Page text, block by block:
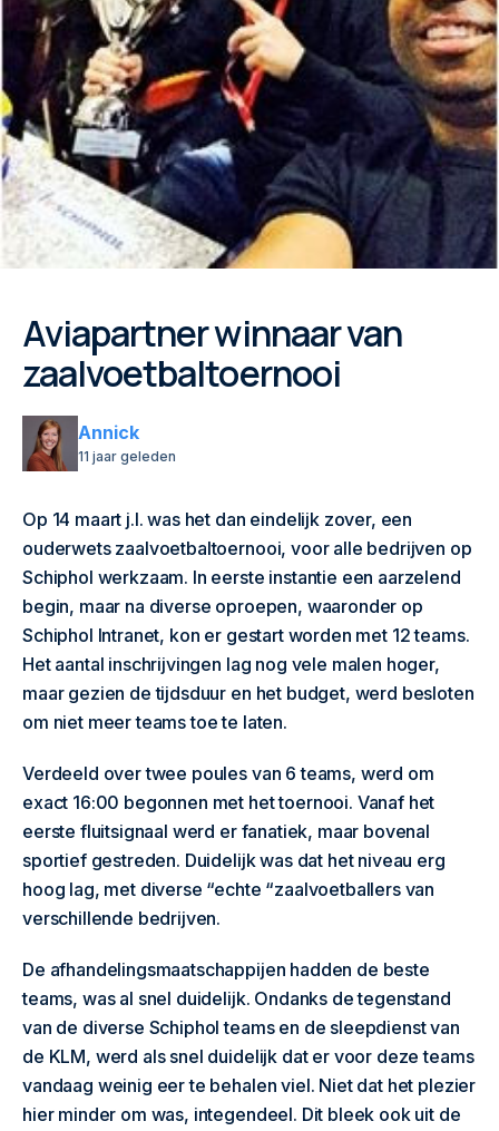
Aviapartner winnaar van
zaalvoetbaltoernooi
Annick
11 jaar geleden
Op 14 maart j.l. was het dan eindelijk zover, een
ouderwets zaalvoetbaltoernooi, voor alle bedrijven op
Schiphol werkzaam. In eerste instantie een aarzelend
begin, maar na diverse oproepen, waaronder op
Schiphol Intranet, kon er gestart worden met 12 teams.
Het aantal inschrijvingen lag nog vele malen hoger,
maar gezien de tijdsduur en het budget, werd besloten
om niet meer teams toe te laten.
Verdeeld over twee poules van 6 teams, werd om
exact 16:00 begonnen met het toernooi. Vanaf het
eerste fluitsignaal werd er fanatiek, maar bovenal
sportief gestreden. Duidelijk was dat het niveau erg
hoog lag, met diverse “echte “zaalvoetballers van
verschillende bedrijven.
De afhandelingsmaatschappijen hadden de beste
teams, was al snel duidelijk. Ondanks de tegenstand
van de diverse Schiphol teams en de sleepdienst van
de KLM, werd als snel duidelijk dat er voor deze teams
vandaag weinig eer te behalen viel. Niet dat het plezier
hier minder om was, integendeel. Dit bleek ook uit de